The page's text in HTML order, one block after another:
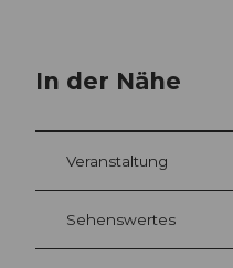
In der Nähe
Veranstaltung
Sehenswertes